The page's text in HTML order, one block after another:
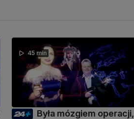
45 min
Była mózgiem operacji,